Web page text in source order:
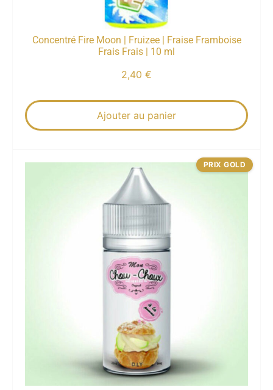
Concentré Fire Moon | Fruizee | Fraise Framboise
Frais Frais | 10 ml
2,40 €
Ajouter au panier
PRIX GOLD